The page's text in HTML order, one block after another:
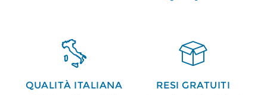

QUALITÀ ITALIANA

RESI GRATUITI